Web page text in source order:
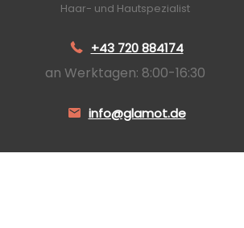
Haar- und Hautspezialist
+43 720 884174
an Werktagen: 8:00-16:30
info@glamot.de